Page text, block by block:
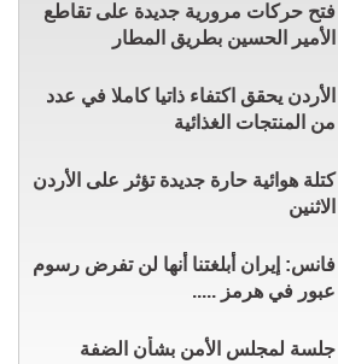
فتح حركات مرورية جديدة على تقاطع
الأمير الحسين بطريق المطار
الأردن يحقق اكتفاء ذاتيا كاملا في عدد
من المنتجات الغذائية
كتلة هوائية حارة جديدة تؤثر على الأردن
الاثنين
فانس: إيران أبلغتنا أنها لن تفرض رسوم
عبور في هرمز .....
جلسة لمجلس الأمن بشأن الضفة